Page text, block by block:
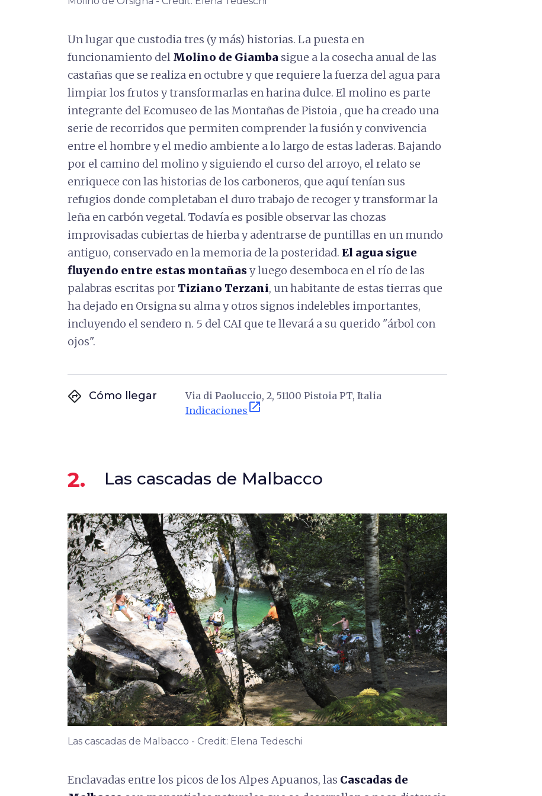
Un lugar que custodia tres (y más) historias. La puesta en
funcionamiento del Molino de Giamba sigue a la cosecha anual de las
castañas que se realiza en octubre y que requiere la fuerza del agua para
limpiar los frutos y transformarlas en harina dulce. El molino es parte
integrante del Ecomuseo de las Montañas de Pistoia , que ha creado una
serie de recorridos que permiten comprender la fusión y convivencia
entre el hombre y el medio ambiente a lo largo de estas laderas. Bajando
por el camino del molino y siguiendo el curso del arroyo, el relato se
enriquece con las historias de los carboneros, que aquí tenían sus
refugios donde completaban el duro trabajo de recoger y transformar la
leña en carbón vegetal. Todavía es posible observar las chozas
improvisadas cubiertas de hierba y adentrarse de puntillas en un mundo
antiguo, conservado en la memoria de la posteridad. El agua sigue
fluyendo entre estas montañasy luego desemboca en el río de las
palabras escritas por Tiziano Terzani, un habitante de estas tierras que
ha dejado en Orsigna su alma y otros signos indelebles importantes,
incluyendo el sendero n. 5 del CAI que te llevará a su querido "árbol con
ojos".
directions Cómo llegar
Via di Paoluccio, 2, 51100 Pistoia PT, Italia
Indicaciones open_in_new
2. Las cascadas de Malbacco
Las cascadas de Malbacco - Credit: Elena Tedeschi
Enclavadas entre los picos de los Alpes Apuanos, las Cascadas de